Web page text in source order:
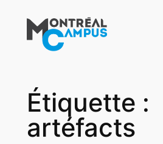
contenu
Étiquette :
artéfacts